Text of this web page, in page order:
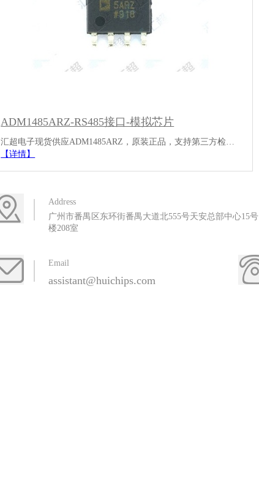
ADM1485ARZ-RS485接口-模拟芯片
汇超电子现货供应ADM1485ARZ，原装正品，支持第三方检…
【详情】
Address
广州市番禺区东环街番禺大道北555号天安总部中心15号
楼208室
Email
assistant@huichips.com